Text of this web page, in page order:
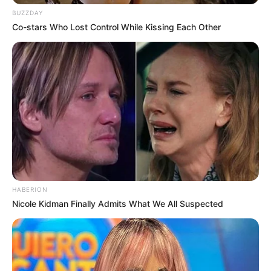
(foto: dramacube)
BUZZDAY
Co-stars Who Lost Control While Kissing Each Other
HABERION
Nicole Kidman Finally Admits What We All Suspected